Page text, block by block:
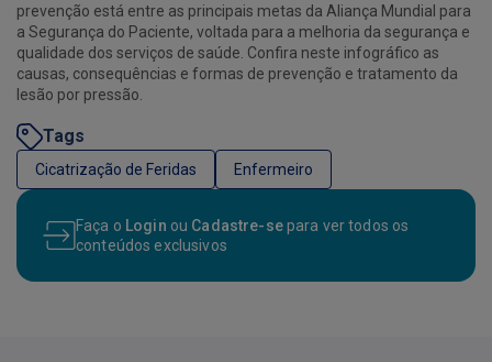
prevenção está entre as principais metas da Aliança Mundial para
a Segurança do Paciente, voltada para a melhoria da segurança e
qualidade dos serviços de saúde. Confira neste infográfico as
causas, consequências e formas de prevenção e tratamento da
lesão por pressão.
Tags
Cicatrização de Feridas Enfermeiro
Faça o Login ou Cadastre-separa ver todos os
conteúdos exclusivos